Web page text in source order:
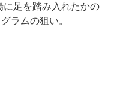
足を踏み入れたかの
ラムの狙い。